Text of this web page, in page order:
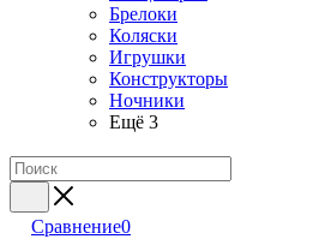
Брелоки
Коляски
Игрушки
Конструкторы
Ночники
Ещё 3
Сравнение0